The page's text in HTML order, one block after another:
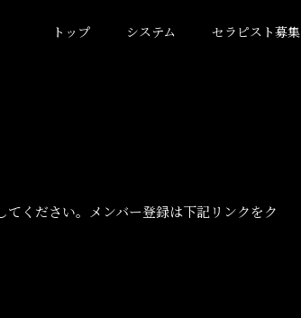
トップ システム セラピスト募集
ください。メンバー登録は下記リンクをク